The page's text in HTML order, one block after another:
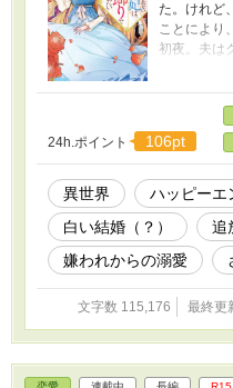
た。けれど
ことにより
初夜。夫は
といった。
わ！！！」
を送ってい
──！？ 「
か！？」
24h.ポイント 106pt
異世界 ハッピーエ
白い結婚（？）
追
嫌われからの溺愛
文字数 115,176 最終更